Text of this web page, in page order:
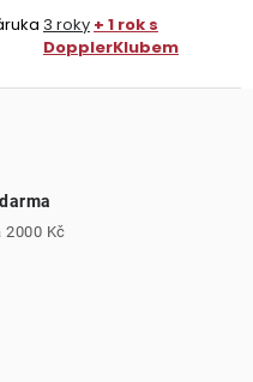
3 roky + 1 rok s
DopplerKlubem
2000 Kč